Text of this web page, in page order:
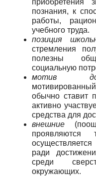
познания, к
работы,
учебного труда.
позиция
стремления
полезны
социальную
мотив
обычно ставит
активно
средства для
внешние
проявляются
ради
среди
окружающих.